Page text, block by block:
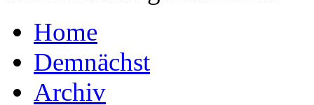
Home
Demnächst
Archiv